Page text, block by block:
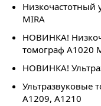
Низкочастотный
MIRA
НОВИНКА!
томограф A1020
НОВИНКА!
Ультразвуковые
А1209, А1210